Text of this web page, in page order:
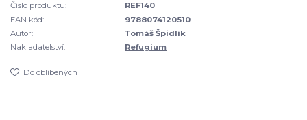
Číslo produktu:
REF140
EAN kód:
9788074120510
Autor:
Tomáš Špidlík
Nakladatelství:
Refugium
Do oblíbených